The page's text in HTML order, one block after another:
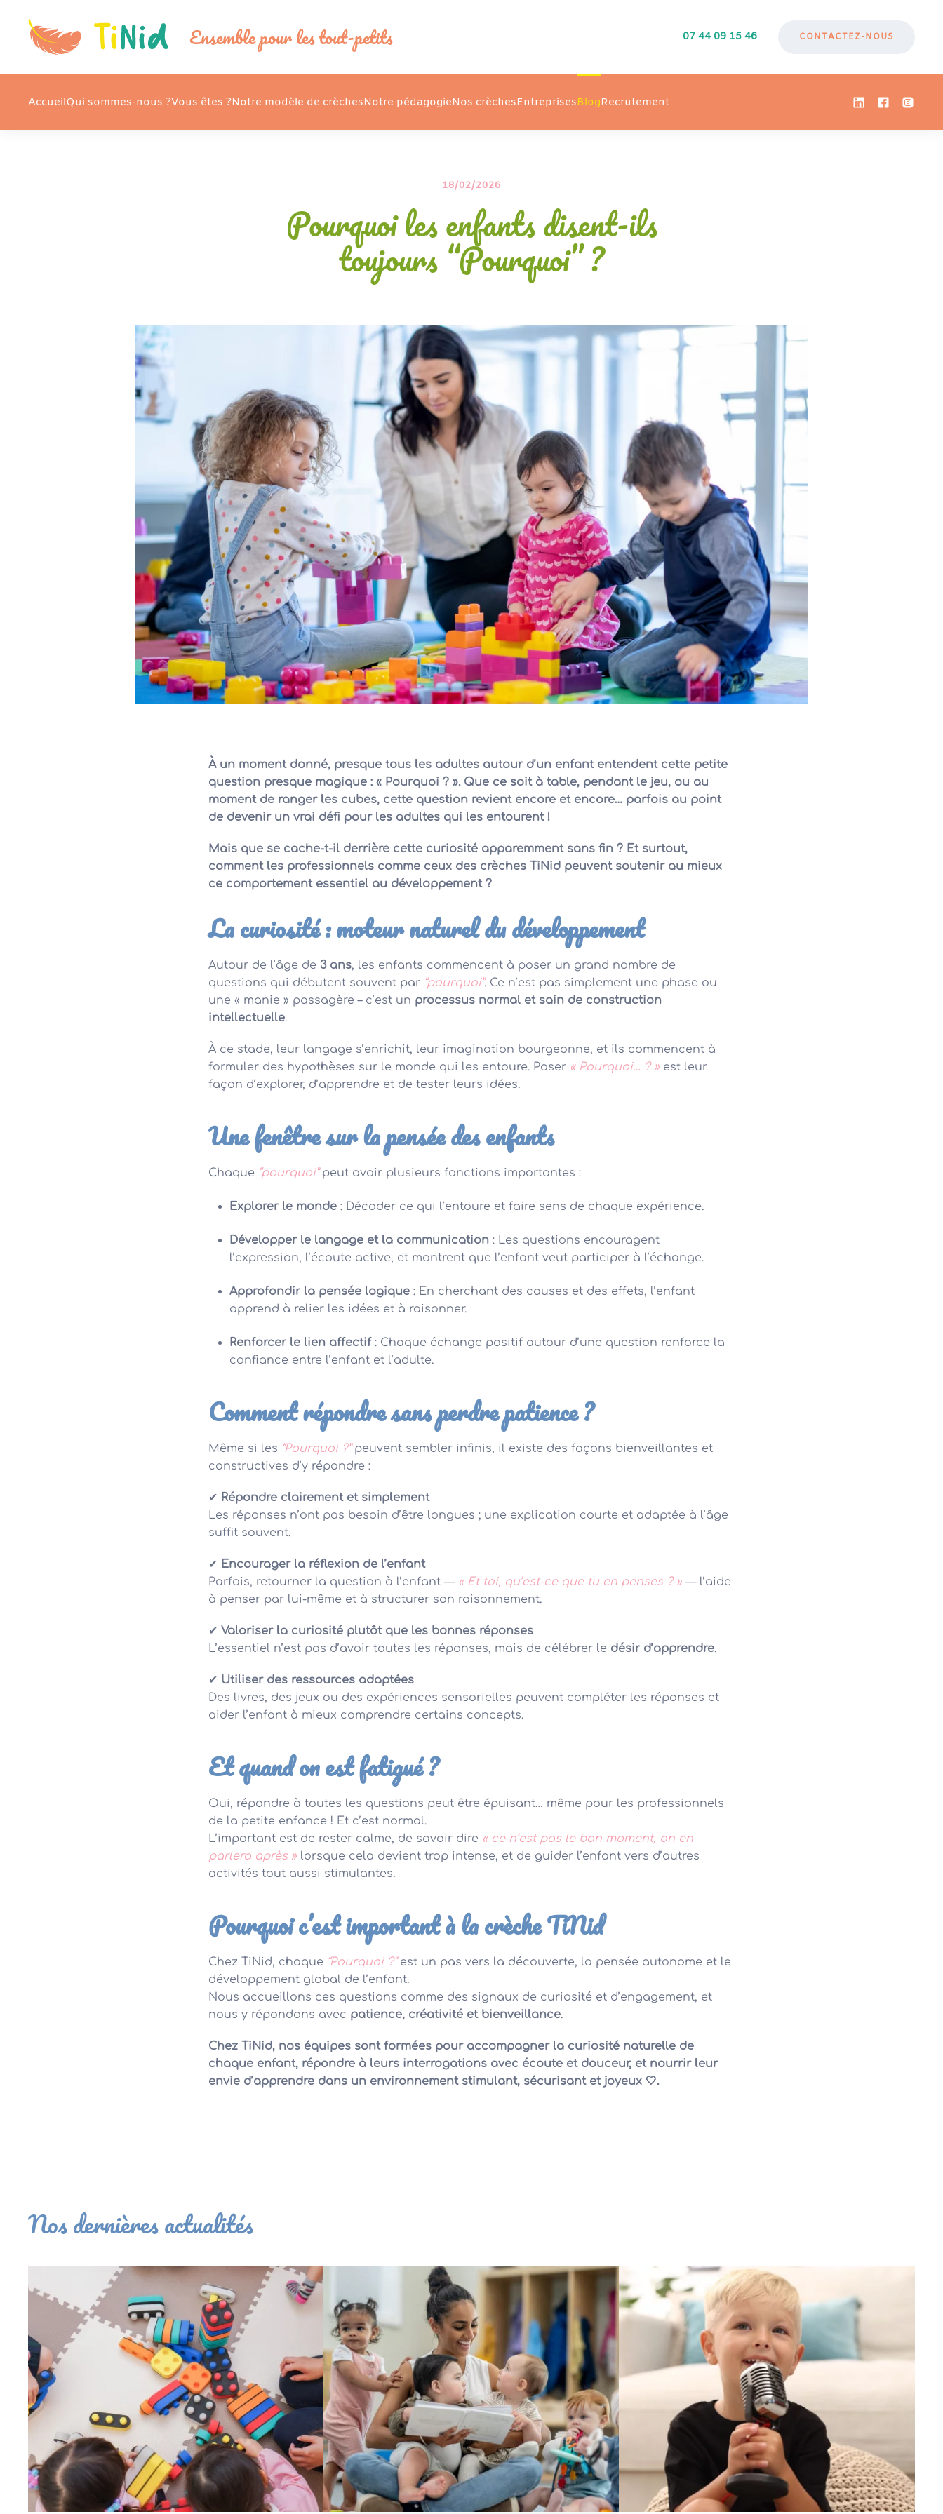
Skip to main content Ensemble pour les tout-petits 07 44 09 15 46 CONTACTEZ-NOUS
AccueilQui sommes-nous ?Vous êtes ?Notre modèle de crèchesNotre pédagogieNos crèchesEntreprisesBlogRecrutement
18/02/2026
Pourquoi les enfants disent-ils
toujours “Pourquoi” ?
À un moment donné, presque tous les adultes autour d’un enfant entendent cette petite
question presque magique : « Pourquoi ? ». Que ce soit à table, pendant le jeu, ou au
moment de ranger les cubes, cette question revient encore et encore… parfois au point
de devenir un vrai défi pour les adultes qui les entourent !
Mais que se cache-t-il derrière cette curiosité apparemment sans fin ? Et surtout,
comment les professionnels comme ceux des crèches TiNid peuvent soutenir au mieux
ce comportement essentiel au développement ?
La curiosité : moteur naturel du développement
Autour de l’âge de 3 ans, les enfants commencent à poser un grand nombre de
questions qui débutent souvent par “pourquoi”. Ce n’est pas simplement une phase ou
une « manie » passagère – c’est un processus normal et sain de construction
intellectuelle.
À ce stade, leur langage s’enrichit, leur imagination bourgeonne, et ils commencent à
formuler des hypothèses sur le monde qui les entoure. Poser « Pourquoi… ? » est leur
façon d’explorer, d’apprendre et de tester leurs idées.
Une fenêtre sur la pensée des enfants
Chaque “pourquoi”peut avoir plusieurs fonctions importantes :
Explorer le monde : Décoder ce qui l’entoure et faire sens de chaque expérience.
Développer le langage et la communication : Les questions encouragent
l’expression, l’écoute active, et montrent que l’enfant veut participer à l’échange.
Approfondir la pensée logique : En cherchant des causes et des effets, l’enfant
apprend à relier les idées et à raisonner.
Renforcer le lien affectif: Chaque échange positif autour d’une question renforce la
confiance entre l’enfant et l’adulte.
Comment répondre sans perdre patience ?
Même si les “Pourquoi ?”peuvent sembler infinis, il existe des façons bienveillantes et
constructives d’y répondre :
✔ Répondre clairement et simplement
Les réponses n’ont pas besoin d’être longues ; une explication courte et adaptée à l’âge
suffit souvent.
✔ Encourager la réflexion de l’enfant
Parfois, retourner la question à l’enfant — « Et toi, qu’est-ce que tu en penses ? » — l’aide
à penser par lui-même et à structurer son raisonnement.
✔ Valoriser la curiosité plutôt que les bonnes réponses
L’essentiel n’est pas d’avoir toutes les réponses, mais de célébrer le désir d’apprendre.
✔ Utiliser des ressources adaptées
Des livres, des jeux ou des expériences sensorielles peuvent compléter les réponses et
aider l’enfant à mieux comprendre certains concepts.
Et quand on est fatigué ?
Oui, répondre à toutes les questions peut être épuisant… même pour les professionnels
de la petite enfance ! Et c’est normal.
L’important est de rester calme, de savoir dire « ce n’est pas le bon moment, on en
parlera après » lorsque cela devient trop intense, et de guider l’enfant vers d’autres
activités tout aussi stimulantes.
Pourquoi c’est important à la crèche TiNid
Chez TiNid, chaque “Pourquoi ?”est un pas vers la découverte, la pensée autonome et le
développement global de l’enfant.
Nous accueillons ces questions comme des signaux de curiosité et d’engagement, et
nous y répondons avec patience, créativité et bienveillance.
Chez TiNid, nos équipes sont formées pour accompagner la curiosité naturelle de
chaque enfant, répondre à leurs interrogations avec écoute et douceur, et nourrir leur
envie d’apprendre dans un environnement stimulant, sécurisant et joyeux 🤍.
Nos dernières actualités